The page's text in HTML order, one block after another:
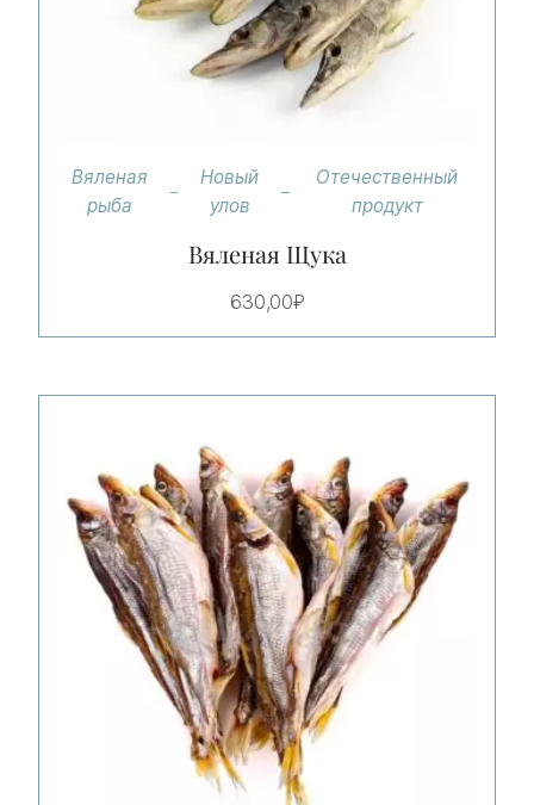
Вяленая
рыба
Новый
улов
Отечественный
продукт
Вяленая Щука
630,00₽